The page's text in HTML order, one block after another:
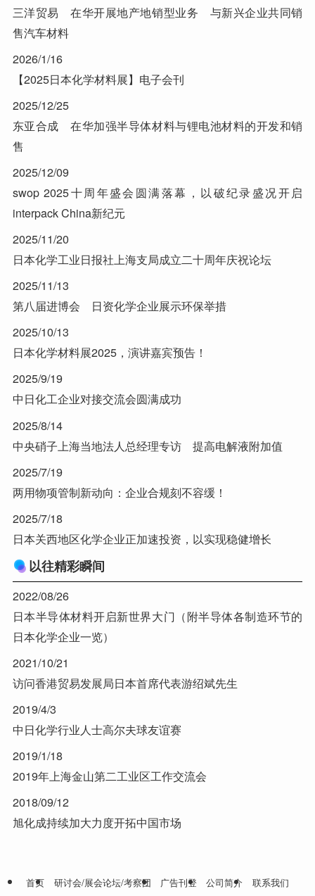
三洋贸易 在华开展地产地销型业务 与新兴企业共同销
售汽车材料
2026/1/16
【2025日本化学材料展】电子会刊
2025/12/25
东亚合成 在华加强半导体材料与锂电池材料的开发和销
售
2025/12/09
swop 2025十周年盛会圆满落幕，以破纪录盛况开启
interpack China新纪元
2025/11/20
日本化学工业日报社上海支局成立二十周年庆祝论坛
2025/11/13
第八届进博会 日资化学企业展示环保举措
2025/10/13
日本化学材料展2025，演讲嘉宾预告！
2025/9/19
中日化工企业对接交流会圆满成功
2025/8/14
中央硝子上海当地法人总经理专访 提高电解液附加值
2025/7/19
两用物项管制新动向：企业合规刻不容缓！
2025/7/18
日本关西地区化学企业正加速投资，以实现稳健增长
以往精彩瞬间
2022/08/26
日本半导体材料开启新世界大门（附半导体各制造环节的
日本化学企业一览）
2021/10/21
访问香港贸易发展局日本首席代表游绍斌先生
2019/4/3
中日化学行业人士高尔夫球友谊赛
2019/1/18
2019年上海金山第二工业区工作交流会
2018/09/12
旭化成持续加大力度开拓中国市场
首页 研讨会/展会论坛/考察团 广告刊登 公司简介
联系我们